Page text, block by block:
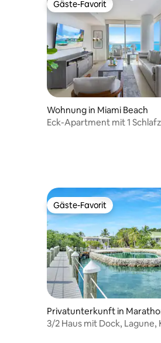
Gäste-Favorit
Gäste-Favorit
Wohnung in Miami Beach
Eck-Apartment mit 1
Gäste-Favorit
Gäste-Favorit
Privatunterkunft in
3/2 Haus mit Dock, Lagune,